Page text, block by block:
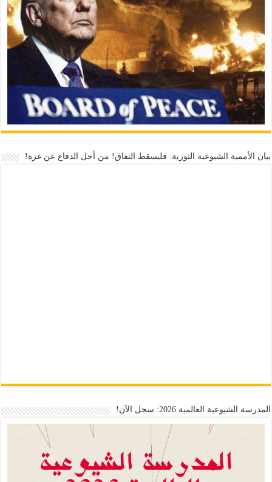
بيان الأممية الشيوعية الثورية: فليسقط النفاق! من أجل الدفاع عن غزة!
المدرسة الشيوعية العالمية 2026: سجل الآن!